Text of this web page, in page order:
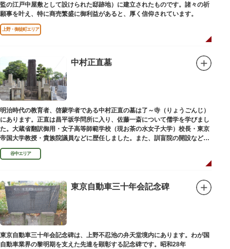
監の江戸中屋敷として設けられた邸跡地）に建立されたものです。諸々の祈
願事を叶え、特に商売繁盛に御利益があると、厚く信仰されています。
上野・御徒町エリア
中村正直墓
明治時代の教育者、啓蒙学者である中村正直の墓は了～寺（りょうごんじ）
にあります。正直は昌平坂学問所に入り、佐藤一斎について儒学を学びまし
た。大蔵省翻訳御用・女子高等師範学校（現お茶の水女子大学）校長・東京
帝国大学教授・貴族院議員などに歴任しました。また、訓盲院の開設など女
子教育や障害者教育にも力を注ぎました。明治24（1891）病没しました。
谷中エリア
東京自動車三十年会記念碑
東京自動車三十年会記念碑は、上野不忍池の弁天堂境内にあります。わが国
自動車業界の黎明期を支えた先達を顕彰する記念碑です。昭和28年